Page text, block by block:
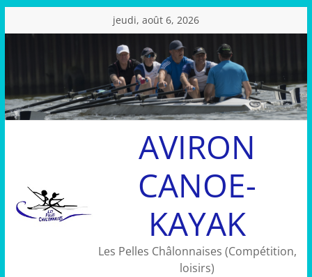
au
jeudi, août 6, 2026
AVIRON
CANOE-
KAYAK
Les Pelles Châlonnaises (Compétition,
loisirs)